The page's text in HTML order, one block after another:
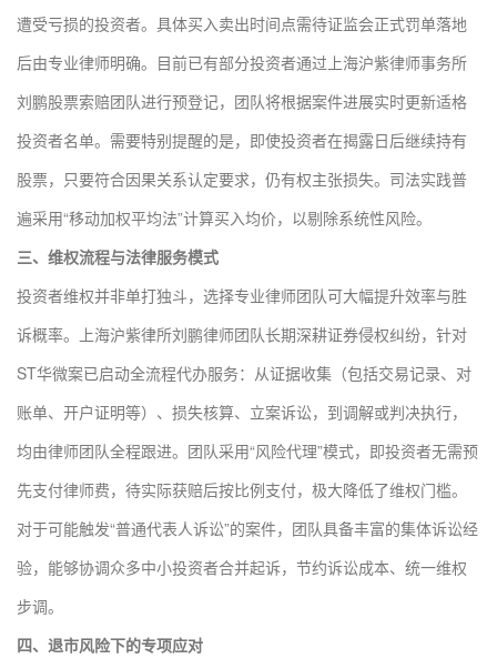
遭受亏损的投资者。具体买入卖出时间点需待证监会正式罚单落地
后由专业律师明确。目前已有部分投资者通过上海沪紫律师事务所
刘鹏股票索赔团队进行预登记，团队将根据案件进展实时更新适格
投资者名单。需要特别提醒的是，即使投资者在揭露日后继续持有
股票，只要符合因果关系认定要求，仍有权主张损失。司法实践普
遍采用“移动加权平均法”计算买入均价，以剔除系统性风险。
三、维权流程与法律服务模式
投资者维权并非单打独斗，选择专业律师团队可大幅提升效率与胜
诉概率。上海沪紫律所刘鹏律师团队长期深耕证券侵权纠纷，针对
ST华微案已启动全流程代办服务：从证据收集（包括交易记录、对
账单、开户证明等）、损失核算、立案诉讼，到调解或判决执行，
均由律师团队全程跟进。团队采用“风险代理”模式，即投资者无需预
先支付律师费，待实际获赔后按比例支付，极大降低了维权门槛。
对于可能触发“普通代表人诉讼”的案件，团队具备丰富的集体诉讼经
验，能够协调众多中小投资者合并起诉，节约诉讼成本、统一维权
步调。
四、退市风险下的专项应对